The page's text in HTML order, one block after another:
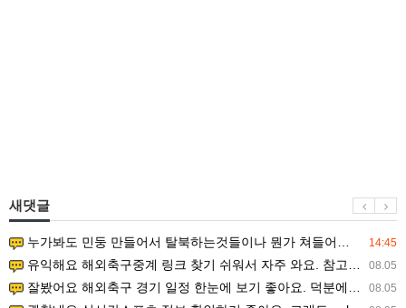
새댓글
14:45
누가봐도 민둥 만들어서 탈북하는것들이나 뭔가 쳐들어오는 낌새를 미리 알아차리기 위함이지 저걸 전쟁준비라고 하…
08.05
유익해요 해외축구중계 링크 찾기 쉬워서 자주 와요. 참고로 무료스포츠중계 정보 확인할 때 출처 꼭 체크해요.…
08.05
잘봤어요 해외축구 경기 일정 한눈에 보기 좋아요. 덕분에 epl중계 볼 때 공식 중계 채널 먼저 찾아봐요. …